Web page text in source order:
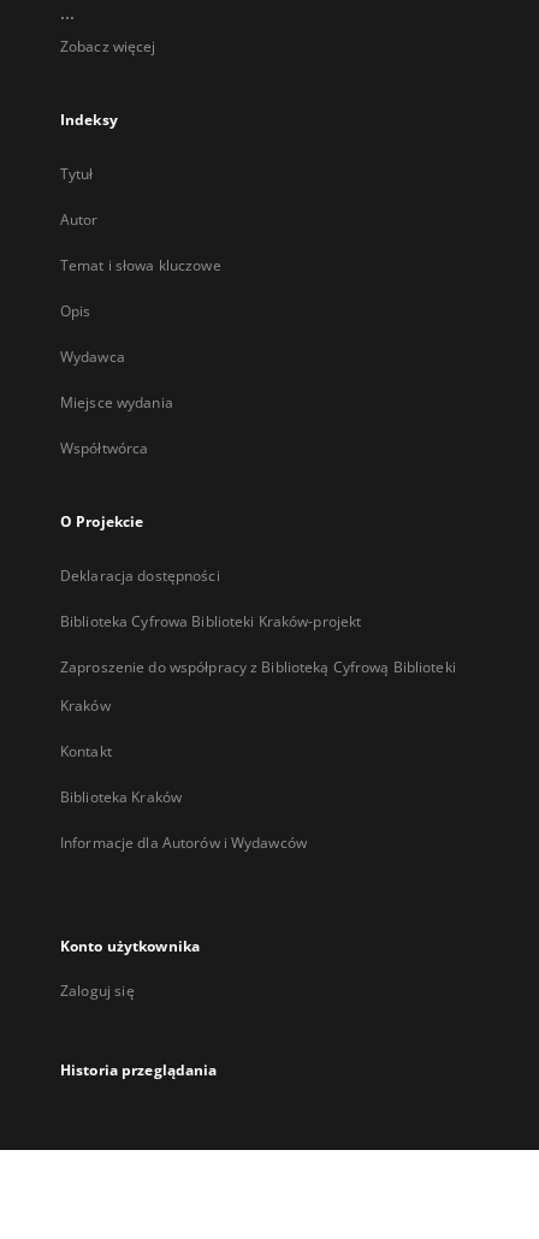
...
Zobacz więcej
Indeksy
Tytuł
Autor
Temat i słowa kluczowe
Opis
Wydawca
Miejsce wydania
Współtwórca
O Projekcie
Deklaracja dostępności
Biblioteka Cyfrowa Biblioteki Kraków-projekt
Zaproszenie do współpracy z Biblioteką Cyfrową Biblioteki
Kraków
Kontakt
Biblioteka Kraków
Informacje dla Autorów i Wydawców
Konto użytkownika
Zaloguj się
Historia przeglądania